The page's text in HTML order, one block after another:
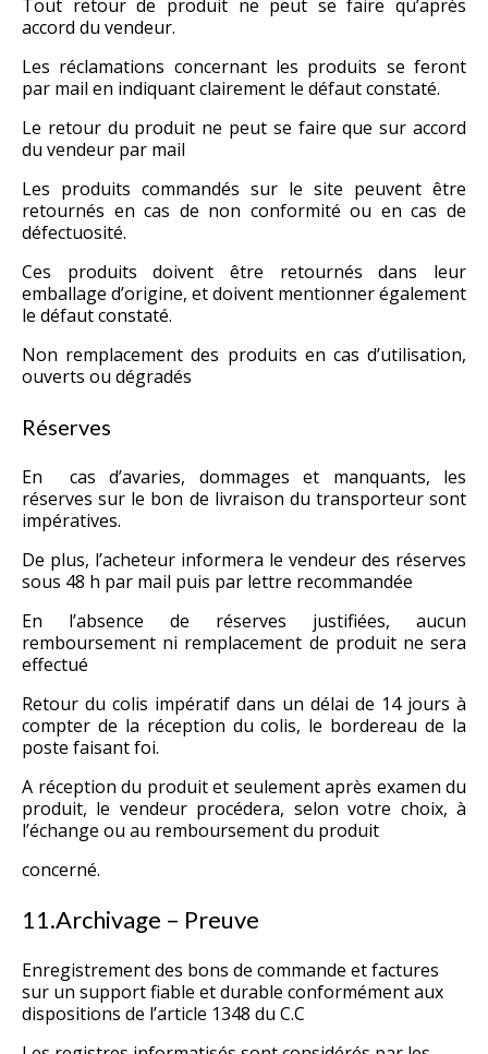
Tout retour de produit ne peut se faire qu’après
accord du vendeur.
Les réclamations concernant les produits se feront
par mail en indiquant clairement le défaut constaté.
Le retour du produit ne peut se faire que sur accord
du vendeur par mail
Les produits commandés sur le site peuvent être
retournés en cas de non conformité ou en cas de
défectuosité.
Ces produits doivent être retournés dans leur
emballage d’origine, et doivent mentionner également
le défaut constaté.
Non remplacement des produits en cas d’utilisation,
ouverts ou dégradés
Réserves
En cas d’avaries, dommages et manquants, les
réserves sur le bon de livraison du transporteur sont
impératives.
De plus, l’acheteur informera le vendeur des réserves
sous 48 h par mail puis par lettre recommandée
En l’absence de réserves justifiées, aucun
remboursement ni remplacement de produit ne sera
effectué
Retour du colis impératif dans un délai de 14 jours à
compter de la réception du colis, le bordereau de la
poste faisant foi.
A réception du produit et seulement après examen du
produit, le vendeur procédera, selon votre choix, à
l’échange ou au remboursement du produit
concerné.
11.Archivage – Preuve
Enregistrement des bons de commande et factures
sur un support fiable et durable conformément aux
dispositions de l’article 1348 du C.C